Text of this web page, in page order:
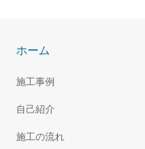
ホーム
施工事例
自己紹介
施工の流れ